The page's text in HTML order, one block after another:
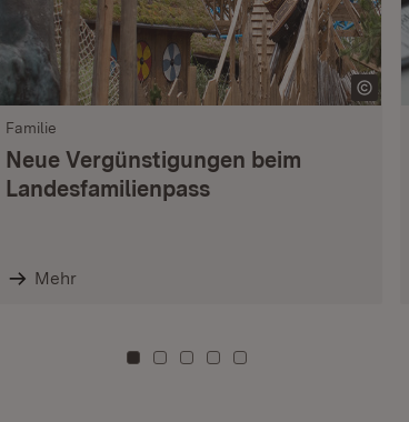
Familie
Neue Vergünstigungen beim
Landesfamilienpass
Mehr
Zu Kachel: 0
Zu Kachel: 3
Zu Kachel: 6
Zu Kachel: 9
Zu Kachel: 12